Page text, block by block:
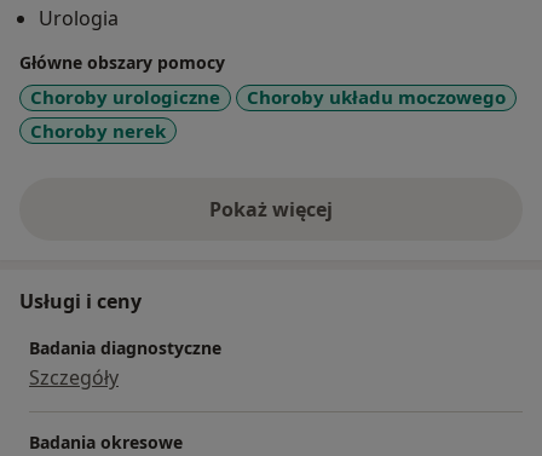
Urologia
Główne obszary pomocy
Choroby urologiczne
Choroby układu moczowego
Choroby nerek
Pokaż więcejo doświadczeniu
Usługi i ceny
Badania diagnostyczne
Szczegóły
Badania okresowe